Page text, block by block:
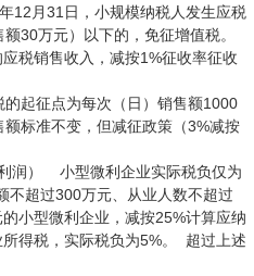
12月31日，小规模纳税人发生应税
30万元）以下的，免征增值税。
税销售收入，减按1%征收率征收
起征点为每次（日）销售额1000
标准不变，但减征政策（3%减按
润） 小型微利企业实际税负仅为
不超过300万元、从业人数不超过
小型微利企业，减按25%计算应纳
得税，实际税负为5%。 超过上述